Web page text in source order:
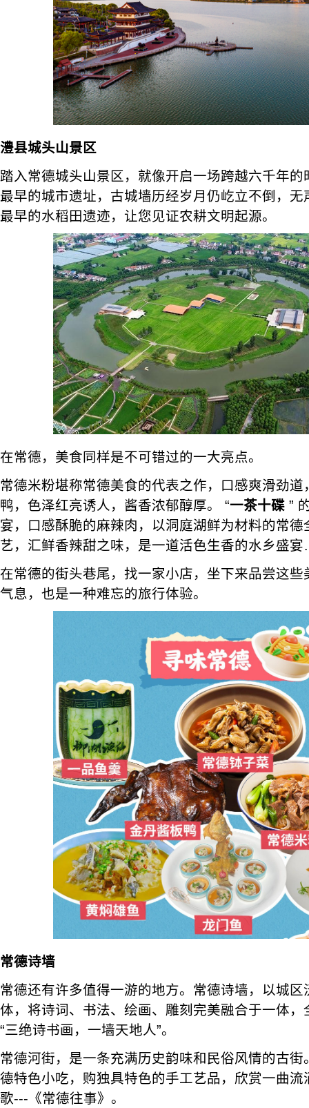
澧县城头山景区
踏入常德城头山景区，就像开启一场跨越六千年
最早的城市遗址，古城墙历经岁月仍屹立不倒，
最早的水稻田遗迹，让您见证农耕文明起源。
在常德，美食同样是不可错过的一大亮点。
常德米粉堪称常德美食的代表之作，口感爽滑劲
鸭，色泽红亮诱人，酱香浓郁醇厚。 “一茶十碟 ”
宴，口感酥脆的麻辣肉，以洞庭湖鲜为材料的常
艺，汇鲜香辣甜之味，是一道活色生香的水乡盛
在常德的街头巷尾，找一家小店，坐下来品尝这
气息，也是一种难忘的旅行体验。
常德诗墙
常德还有许多值得一游的地方。常德诗墙，以城
体，将诗词、书法、绘画、雕刻完美融合于一体
“三绝诗书画，一墙天地人”。
常德河街，是一条充满历史韵味和民俗风情的古
德特色小吃，购独具特色的手工艺品，欣赏一曲
歌---《常德往事》。